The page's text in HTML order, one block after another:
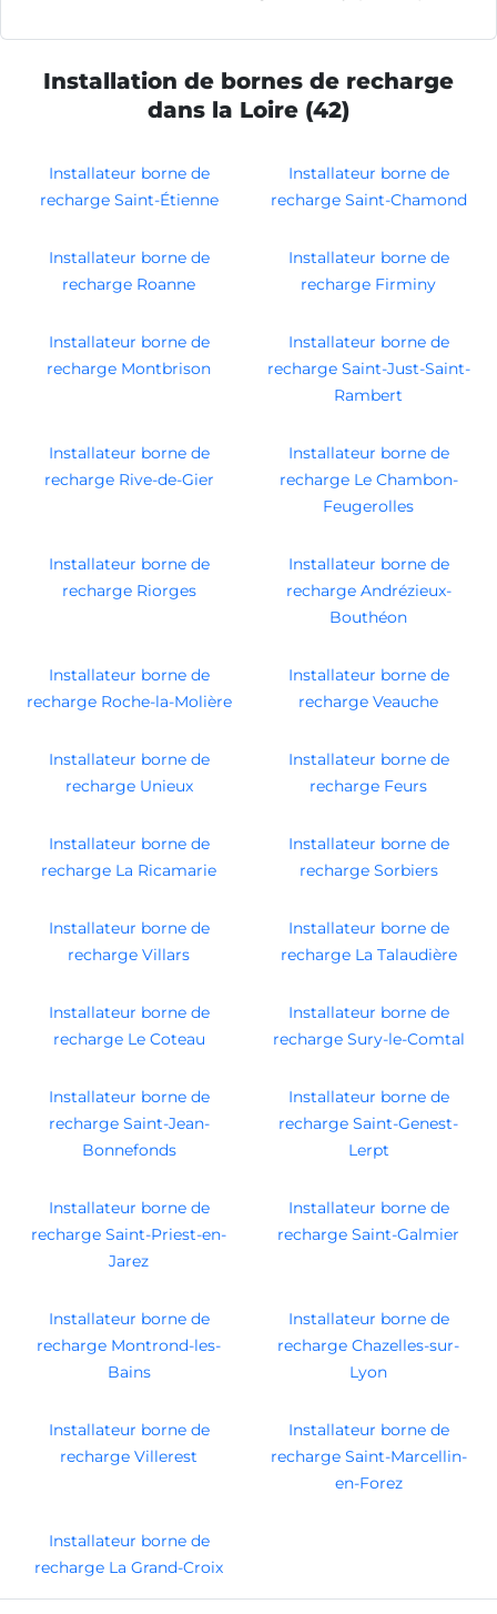
Installation de bornes de recharge
dans la Loire (42)
Installateur borne de
recharge Saint-Étienne
Installateur borne de
recharge Saint-Chamond
Installateur borne de
recharge Roanne
Installateur borne de
recharge Firminy
Installateur borne de
recharge Montbrison
Installateur borne de
recharge Saint-Just-Saint-
Rambert
Installateur borne de
recharge Rive-de-Gier
Installateur borne de
recharge Le Chambon-
Feugerolles
Installateur borne de
recharge Riorges
Installateur borne de
recharge Andrézieux-
Bouthéon
Installateur borne de
recharge Roche-la-Molière
Installateur borne de
recharge Veauche
Installateur borne de
recharge Unieux
Installateur borne de
recharge Feurs
Installateur borne de
recharge La Ricamarie
Installateur borne de
recharge Sorbiers
Installateur borne de
recharge Villars
Installateur borne de
recharge La Talaudière
Installateur borne de
recharge Le Coteau
Installateur borne de
recharge Sury-le-Comtal
Installateur borne de
recharge Saint-Jean-
Bonnefonds
Installateur borne de
recharge Saint-Genest-
Lerpt
Installateur borne de
recharge Saint-Priest-en-
Jarez
Installateur borne de
recharge Saint-Galmier
Installateur borne de
recharge Montrond-les-
Bains
Installateur borne de
recharge Chazelles-sur-
Lyon
Installateur borne de
recharge Villerest
Installateur borne de
recharge Saint-Marcellin-
en-Forez
Installateur borne de
recharge La Grand-Croix